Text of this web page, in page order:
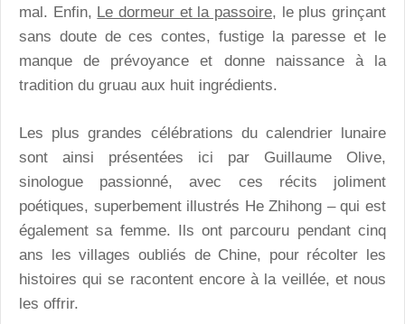
mal. Enfin, Le dormeur et la passoire, le plus grinçant
sans doute de ces contes, fustige la paresse et le
manque de prévoyance et donne naissance à la
tradition du gruau aux huit ingrédients.
Les plus grandes célébrations du calendrier lunaire
sont ainsi présentées ici par Guillaume Olive,
sinologue passionné, avec ces récits joliment
poétiques, superbement illustrés He Zhihong – qui est
également sa femme. Ils ont parcouru pendant cinq
ans les villages oubliés de Chine, pour récolter les
histoires qui se racontent encore à la veillée, et nous
les offrir.